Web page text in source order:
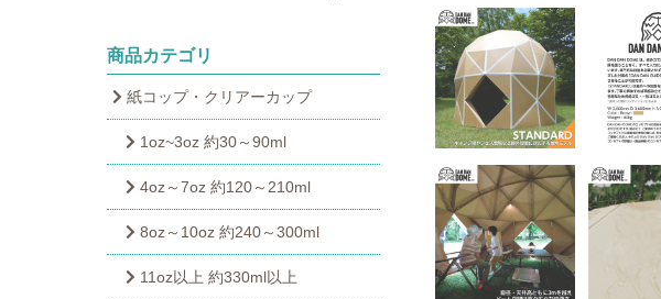
商品カテゴリ
紙コップ・クリアーカップ
1oz~3oz 約30～90ml
4oz～7oz 約120～210ml
8oz～10oz 約240～300ml
11oz以上 約330ml以上